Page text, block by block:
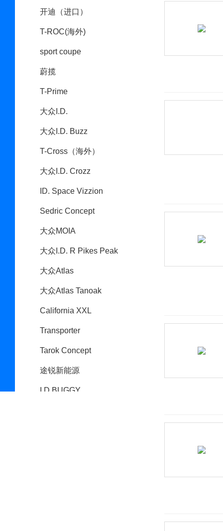
开迪（进口）
T-ROC(海外)
sport coupe
蔚揽
T-Prime
大众I.D.
大众I.D. Buzz
T-Cross（海外）
大众I.D. Crozz
ID. Space Vizzion
Sedric Concept
大众MOIA
大众I.D. R Pikes Peak
大众Atlas
大众Atlas Tanoak
California XXL
Transporter
Tarok Concept
途锐新能源
I.D.BUGGY